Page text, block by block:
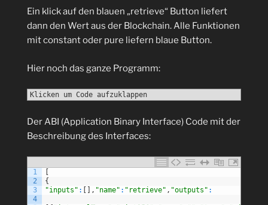
Ein klick auf den blauen „retrieve“ Button liefert
dann den Wert aus der Blockchain. Alle Funktionen
mit constant oder pure liefern blaue Button.
Hier noch das ganze Programm:
Klicken um Code aufzuklappen
Der ABI (Application Binary Interface) Code mit der
Beschreibung des Interfaces:
1
2
3
4
{
"inputs" : , "name" : "retrieve" , "outputs" :